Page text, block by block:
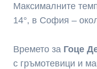
Максималните
14°, в София –
Времето за Гоце
с гръмотевици и